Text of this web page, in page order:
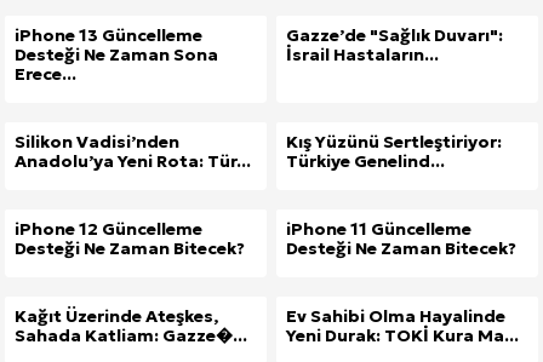
iPhone 13 Güncelleme
Desteği Ne Zaman Sona
Erece...
Gazze’de "Sağlık Duvarı":
İsrail Hastaların...
Silikon Vadisi’nden
Anadolu’ya Yeni Rota: Tür...
Kış Yüzünü Sertleştiriyor:
Türkiye Genelind...
iPhone 12 Güncelleme
Desteği Ne Zaman Bitecek?
iPhone 11 Güncelleme
Desteği Ne Zaman Bitecek?
Kağıt Üzerinde Ateşkes,
Sahada Katliam: Gazze�...
Ev Sahibi Olma Hayalinde
Yeni Durak: TOKİ Kura Ma...